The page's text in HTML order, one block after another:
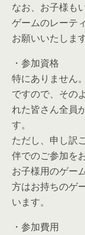
なお、お子様も
ゲームのレーテ
お願いいたします
・参加資格
特にありません
ですので、その
れた皆さん全員
す。
ただし、申し訳
伴でのご参加を
お子様用のゲー
方はお持ちのゲ
います。
・参加費用